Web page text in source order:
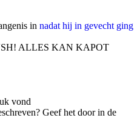
in nadat hij in gevecht ging
ALLES KAN KAPOT
vond
Geef het door in de